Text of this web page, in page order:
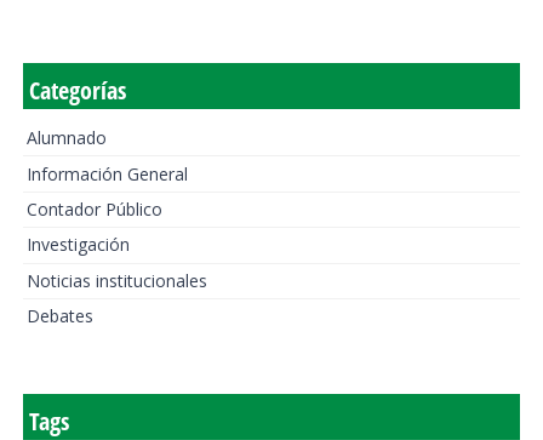
Categorías
Alumnado
Información General
Contador Público
Investigación
Noticias institucionales
Debates
Tags